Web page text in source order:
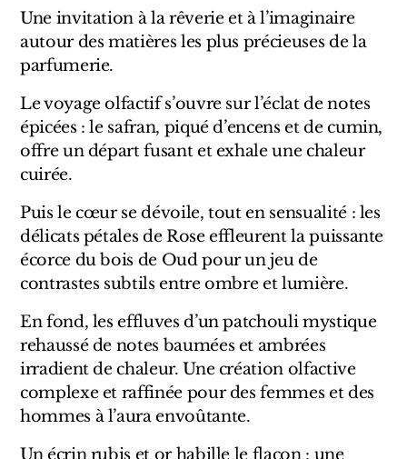
Une invitation à la rêverie et à l’imaginaire
autour des matières les plus précieuses de la
parfumerie.
Le voyage olfactif s’ouvre sur l’éclat de notes
épicées : le safran, piqué d’encens et de cumin,
offre un départ fusant et exhale une chaleur
cuirée.
Puis le cœur se dévoile, tout en sensualité : les
délicats pétales de Rose effleurent la puissante
écorce du bois de Oud pour un jeu de
contrastes subtils entre ombre et lumière.
En fond, les effluves d’un patchouli mystique
rehaussé de notes baumées et ambrées
irradient de chaleur. Une création olfactive
complexe et raffinée pour des femmes et des
hommes à l’aura envoûtante.
Un écrin rubis et or habille le flacon : une
The Different Company
Perris Monte-carlo
Sensatio
Trudon
Marques Italiennes
Eau D'Italie
Profumum Roma
Marques Suisses
Créateur Olfactif Genève